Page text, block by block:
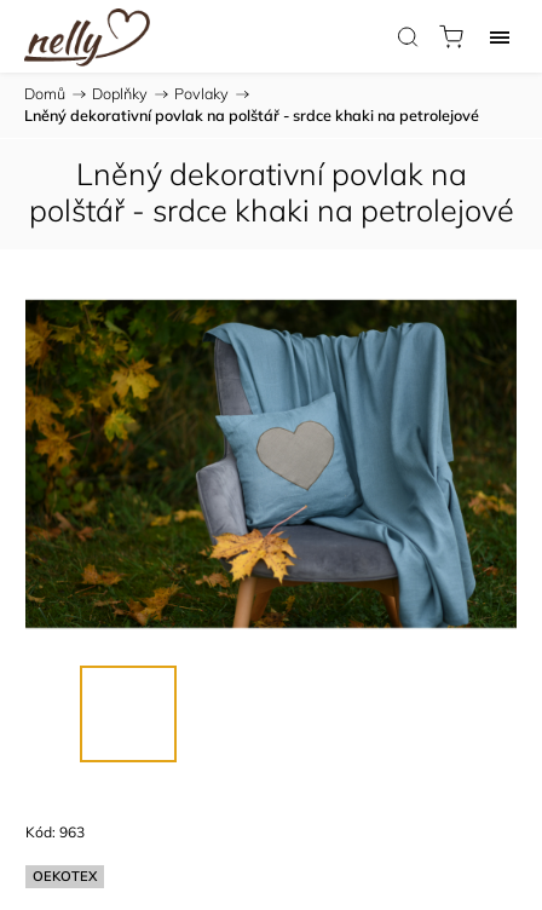
Domů / Doplňky / Povlaky /
Lněný dekorativní povlak na polštář - srdce khaki na petrolejové
Lněný dekorativní povlak na
polštář - srdce khaki na petrolejové
Kód: 963
OEKOTEX